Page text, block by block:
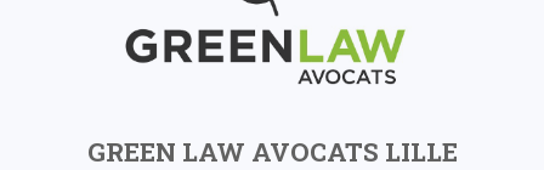
GREEN LAW AVOCATS LILLE